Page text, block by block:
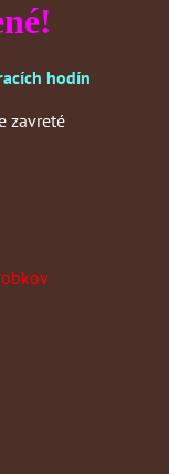
hodín
zavreté